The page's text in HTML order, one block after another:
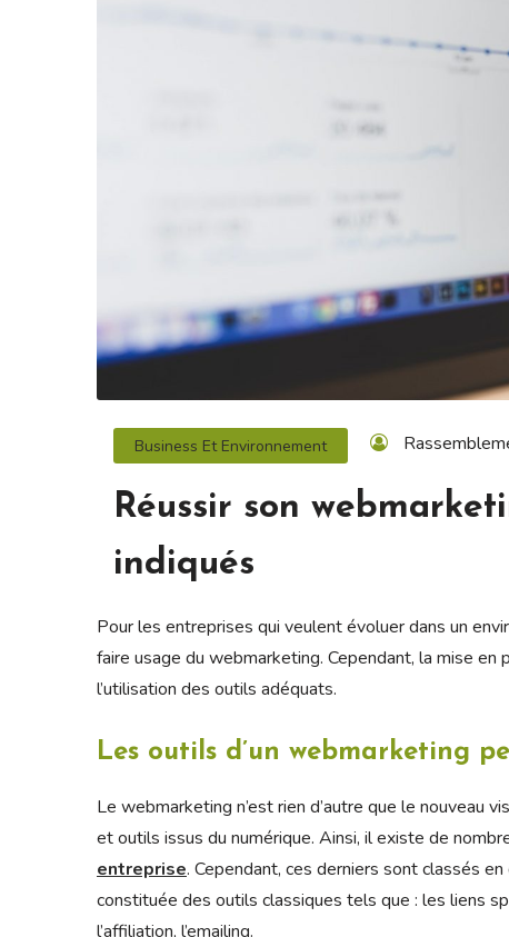
Business Et Environnement
Réussir son
indiqués
Pour les entreprises qui veulent évoluer dans un
faire usage du webmarketing. Cependant, la mise
l’utilisation des outils adéquats.
Les outils d’un webmarketing
Le webmarketing n’est rien d’autre que le nouveau
et outils issus du numérique. Ainsi, il existe de
entreprise. Cependant, ces derniers sont classés
constituée des outils classiques tels que : les liens
l’affiliation, l’emailing.